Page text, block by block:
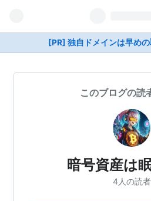
[PR] 独自ドメインは早め
このブログの読
暗号資産は
4人の読者